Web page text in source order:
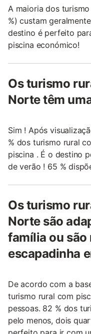
A maioria dos
%) custam
destino é perfeito
piscina económico!
Os turismo
Norte têm
Sim ! Após
% dos turismo rural
piscina . É o destino
de verão ! 65 %
Os turismo
Norte são
família ou são
escapadinha
De acordo com a
turismo rural com
pessoas. 82 % dos
pelo menos, dois